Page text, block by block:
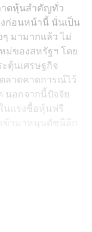
าดหุ้นสำคัญทั่ว
ก่อนหน้านี้ นั่นเป็น
มามากแล้ว ไม่
ม่ของสหรัฐฯ โดย
ตุ้นเศรษฐกิจ
ลาดคาดการณ์ไว้
นอกจากนี้ปัจจัย
นแรงซื้อหุ้นฟรี
ข้ามาหนุนดัชนีอีก
น้ำมันที่เริ่มอ่อน
ไร โดยมุมมองต่อ